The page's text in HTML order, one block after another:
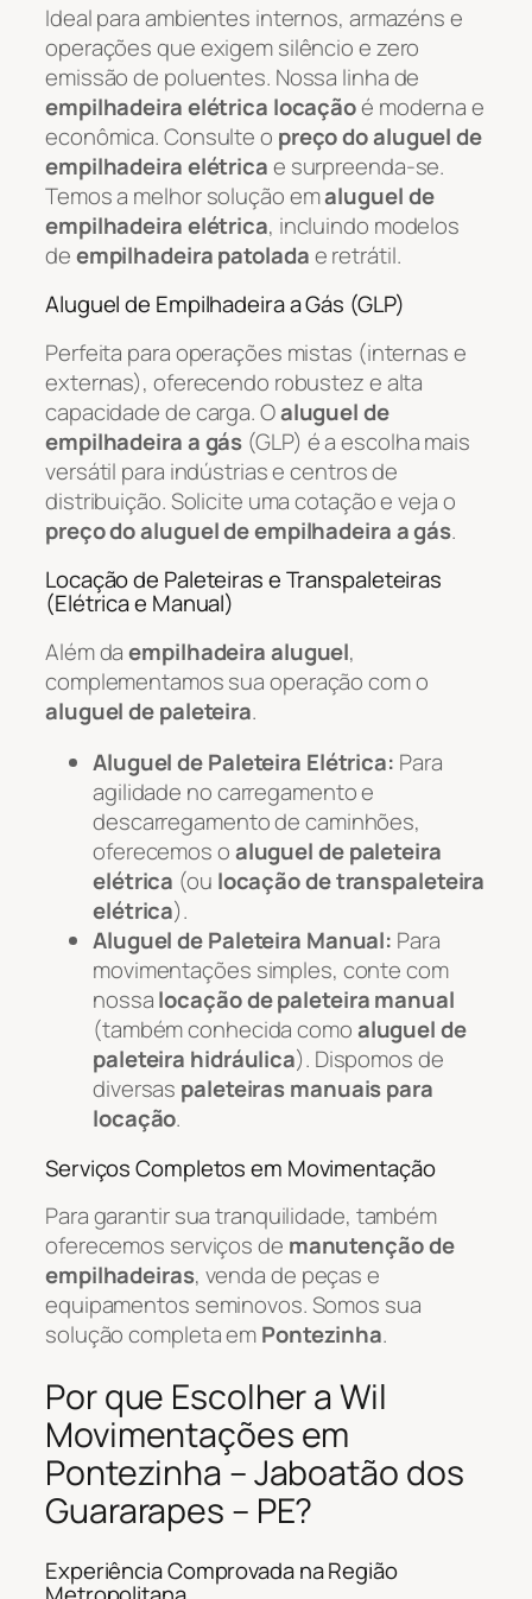
Ideal para ambientes internos, armazéns e
operações que exigem silêncio e zero
emissão de poluentes. Nossa linha de
empilhadeira elétrica locaçãoé moderna e
econômica. Consulte o preço do aluguel de
empilhadeira elétricae surpreenda-se.
Temos a melhor solução emaluguel de
empilhadeira elétrica, incluindo modelos
deempilhadeira patoladae retrátil.
Aluguel de Empilhadeira a Gás (GLP)
Perfeita para operações mistas (internas e
externas), oferecendo robustez e alta
capacidade de carga. Oaluguel de
empilhadeira a gás (GLP) é a escolha mais
versátil para indústrias e centros de
distribuição. Solicite uma cotação e veja o
preço do aluguel de empilhadeira a gás.
Locação de Paleteiras e Transpaleteiras
(Elétrica e Manual)
Além daempilhadeira aluguel,
complementamos sua operação com o
aluguel de paleteira.
Aluguel de Paleteira Elétrica: Para
agilidade no carregamento e
descarregamento de caminhões,
oferecemos oaluguel de paleteira
elétrica (ou locação de transpaleteira
elétrica).
Aluguel de Paleteira Manual: Para
movimentações simples, conte com
nossalocação de paleteira manual
(também conhecida comoaluguel de
paleteira hidráulica). Dispomos de
diversas paleteiras manuais para
locação.
Serviços Completos em Movimentação
Para garantir sua tranquilidade, também
oferecemos serviços de manutenção de
empilhadeiras, venda de peças e
equipamentos seminovos. Somos sua
solução completa emPontezinha.
Por que Escolher a Wil
Movimentações em
Pontezinha – Jaboatão dos
Guararapes – PE?
Experiência Comprovada na Região